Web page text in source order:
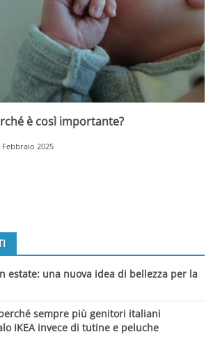
è così importante?
Febbraio 2025
estate: una nuova idea di bellezza per la
sempre più genitori italiani
IKEA invece di tutine e peluche